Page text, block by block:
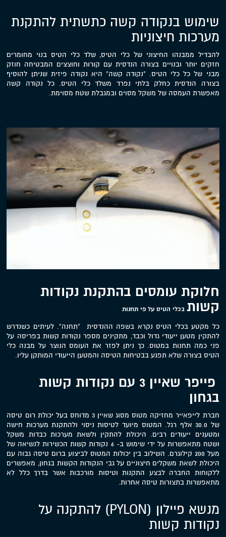
שימוש בנקודה קשה כתשתית להתקנת
מערכות חיצוניות
להבדיל ממבנהו החיצוני של כלי הטיס, שלד כלי הטיס בנוי מחומרים
חזקים יותר ובנויים בצורה הנדסית עם קורות וחוצצים המבטיחה חוזק
מבני של כל כלי הטיס. "נקודה קשה" היא נקודה פיזית שניתן להוסיף
בצורה הנדסית כחלק בלתי נפרד משלד כלי הטיס. כל נקודה קשה
מאפשרת העמסה של משקל מסוים ובמגבלת שטח מסוימת.
חלוקת עומסים בהתקנת נקודות
קשות בכלי הטיס על פי תחנות
כל מקטע בכלי הטיס נקרא בשפה ההנדסית "תחנה". לעיתים כשנדרש
להתקין מטען ייעודי גדול וכבד, מתקינים מספר נקודות קשות בפריסה על
פני כמה תחנות במטוס. כך ניתן לפזר את העומס הנוצר על מבנה כלי
הטיס בצורה שלא תפגע בבטיחות הטיסה והמטען הייעודי המותקן עליו.
פייפר שאיין 3 עם נקודות קשות
בגחון
חברת לייפאייר מחזיקה מטוס מסוג שאיין 3 מדוחס בעל יכולת רום טיסה
של 30.0 אלף רגל. המטוס מיועד לטיסות ניסוי ולהתקנת מערכות חישה
ומטענים ייעודים רבים. היכולת להתקין ולשאת מערכות כבדות משקל
ושטח מתאפשרות על ידי שימוש ב- 6 נקודות קשות הכשירות לנשיאה של
מעל 200 קילוגרם. השילוב בין יכולות המטוס לביצוע ברום טיסה גבוה עם
היכולת לשאת משקלים חיצוניים על גבי הנקודות הקשות בגחון, מאפשרים
ללקוחות החברה לבצע התקנות וטיסות מורכבות אשר בדרך כלל לא
מתאפשרות בתצורות טיסה אחרות.
מנשא פיילון (PYLON) להתקנה על
נקודות קשות